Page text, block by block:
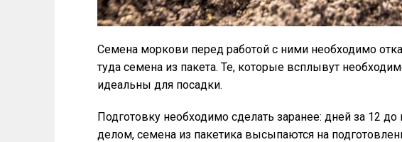
Семена моркови перед работой с ними необходимо
туда семена из пакета. Те, которые всплывут
идеальны для посадки.
Подготовку необходимо сделать заранее: дней за 12
делом, семена из пакетика высыпаются на